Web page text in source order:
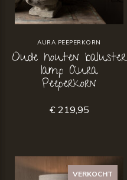
AURA PEEPERKORN
Oude houten baluster
lamp Aura
Peeperkorn
€ 219,95
VERKOCHT